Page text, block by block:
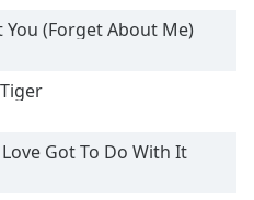
You (Forget About Me)
Got To Do With It